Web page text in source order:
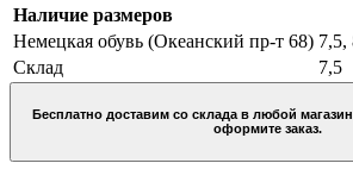
Наличие размеров
Немецкая обувь (Океанский пр-т 68) 7,5,
Склад
7,5
Бесплатно доставим со склада в любой магазин. Добавьте в корзину
оформите заказ.